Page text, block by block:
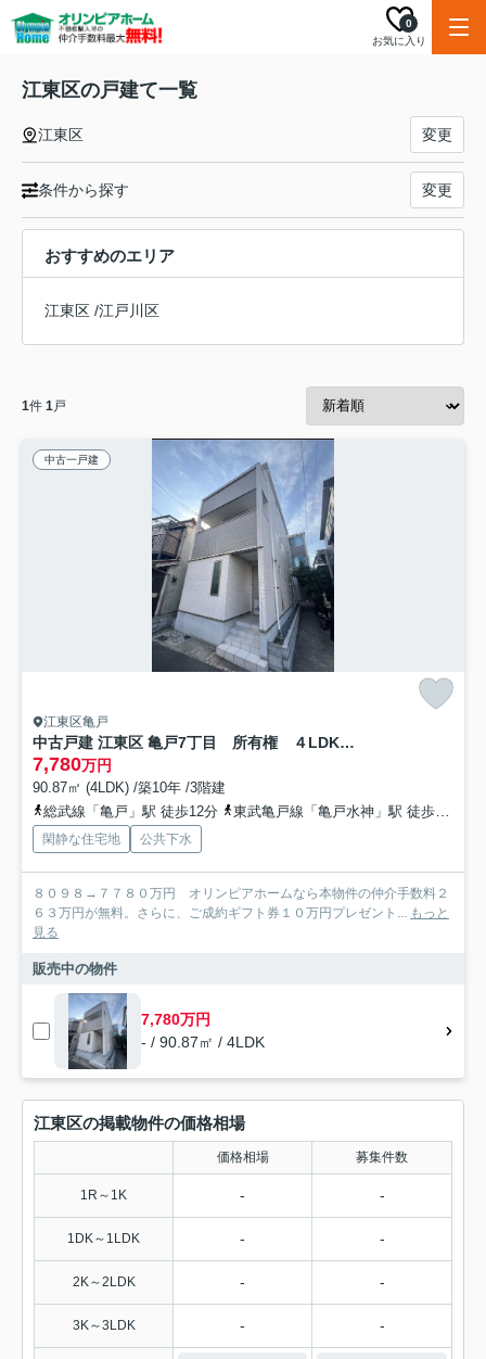
お気に入り
0
江東区の戸建て一覧
江東区 変更
条件から探す 変更
おすすめのエリア
江東区 /江戸川区
1件 1戸
中古一戸建
江東区亀戸
中古戸建 江東区 亀戸7丁目 所有権 ４LDK 空家 2016年築
7,780万円
90.87㎡ (4LDK) /築10年 /3階建
総武線「亀戸」駅 徒歩12分
東武亀戸線「亀戸水神」駅 徒歩6分
閑静な住宅地 公共下水
８０９８→７７８０万円 オリンピアホームなら本物件の仲介手数料２
６３万円が無料。さらに、ご成約ギフト券１０万円プレゼント... もっと
見る
販売中の物件
7,780万円
- / 90.87㎡ / 4LDK
江東区の掲載物件の価格相場
価格相場 募集件数
1R～1K - -
1DK～1LDK - -
2K～2LDK - -
3K～3LDK - -